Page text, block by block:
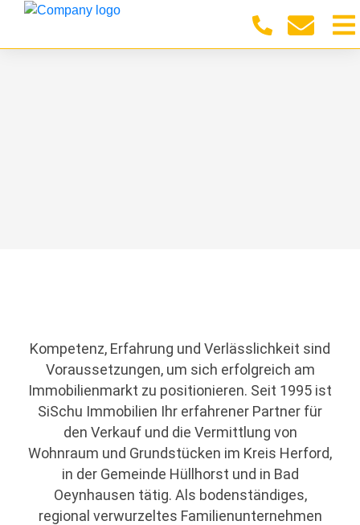
Kompetenz, Erfahrung und Verlässlichkeit sind
Voraussetzungen, um sich erfolgreich am
Immobilienmarkt zu positionieren. Seit 1995 ist
SiSchu Immobilien Ihr erfahrener Partner für
den Verkauf und die Vermittlung von
Wohnraum und Grundstücken im Kreis Herford,
in der Gemeinde Hüllhorst und in Bad
Oeynhausen tätig. Als bodenständiges,
regional verwurzeltes Familienunternehmen